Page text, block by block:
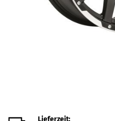
Lieferzeit: